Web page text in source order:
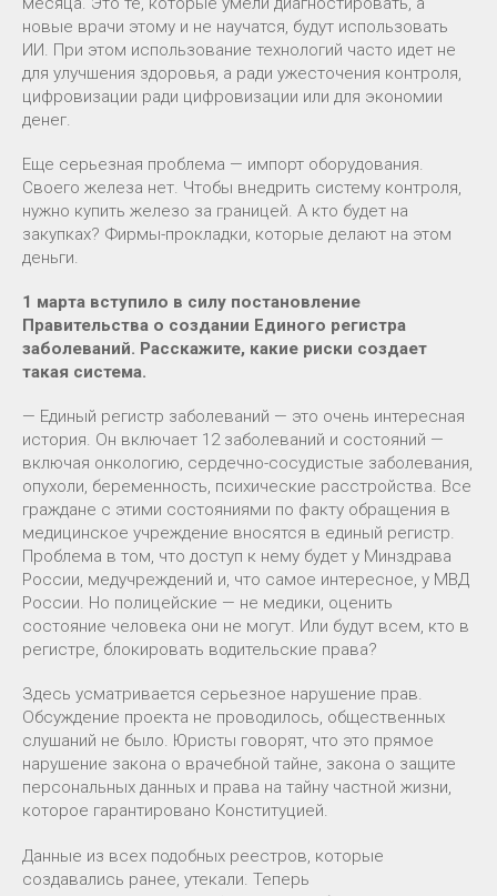
новые врачи этому и не научатся, будут использовать
ИИ. При этом использование технологий часто идет не
для улучшения здоровья, а ради ужесточения контроля,
цифровизации ради цифровизации или для экономии
денег.
Еще серьезная проблема — импорт оборудования.
Своего железа нет. Чтобы внедрить систему контроля,
нужно купить железо за границей. А кто будет на
закупках? Фирмы-прокладки, которые делают на этом
деньги.
1 марта вступило в силу постановление
Правительства о создании Единого регистра
заболеваний. Расскажите, какие риски создает
такая система.
— Единый регистр заболеваний — это очень интересная
история. Он включает 12 заболеваний и состояний —
включая онкологию, сердечно-сосудистые заболевания,
опухоли, беременность, психические расстройства. Все
граждане с этими состояниями по факту обращения в
медицинское учреждение вносятся в единый регистр.
Проблема в том, что доступ к нему будет у Минздрава
России, медучреждений и, что самое интересное, у МВД
России. Но полицейские — не медики, оценить
состояние человека они не могут. Или будут всем, кто в
регистре, блокировать водительские права?
Здесь усматривается серьезное нарушение прав.
Обсуждение проекта не проводилось, общественных
слушаний не было. Юристы говорят, что это прямое
нарушение закона о врачебной тайне, закона о защите
персональных данных и права на тайну частной жизни,
которое гарантировано Конституцией.
Данные из всех подобных реестров, которые
создавались ранее, утекали. Теперь